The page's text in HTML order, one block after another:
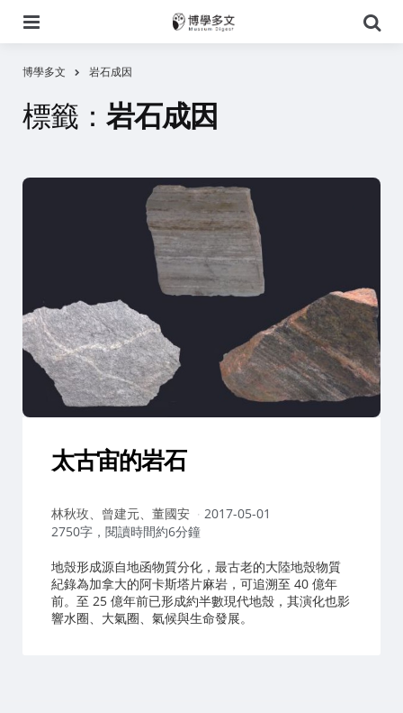
尋
博學多文 岩石成因
標籤： 岩石成因
太古宙的岩石
作
者：
林秋玫、曾建元、董國安
2017-05-01
2750字，閱讀時間約6分鐘
地殼形成源自地函物質分化，最古老的大陸地殼物質
紀錄為加拿大的阿卡斯塔片麻岩，可追溯至 40 億年
前。至 25 億年前已形成約半數現代地殼，其演化也影
響水圈、大氣圈、氣候與生命發展。